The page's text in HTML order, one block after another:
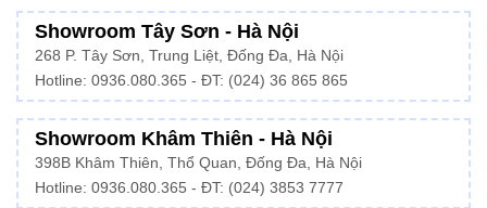
Showroom Tây Sơn - Hà Nội
268 P. Tây Sơn, Trung Liệt, Đống Đa, Hà Nội
Hotline: 0936.080.365 - ĐT: (024) 36 865 865
Showroom Khâm Thiên - Hà Nội
398B Khâm Thiên, Thổ Quan, Đống Đa, Hà Nội
Hotline: 0936.080.365 - ĐT: (024) 3853 7777